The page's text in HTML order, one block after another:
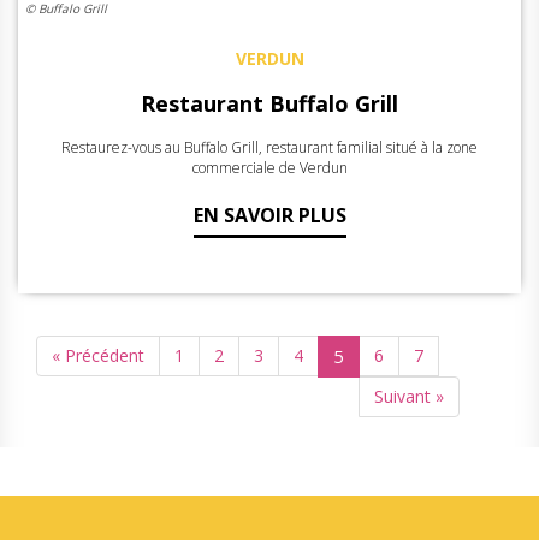
© Buffalo Grill
VERDUN
Restaurant Buffalo Grill
Restaurez-vous au Buffalo Grill, restaurant familial situé à la zone
commerciale de Verdun
EN SAVOIR PLUS
« Précédent 1 2 3 4 5 6
7
Suivant »